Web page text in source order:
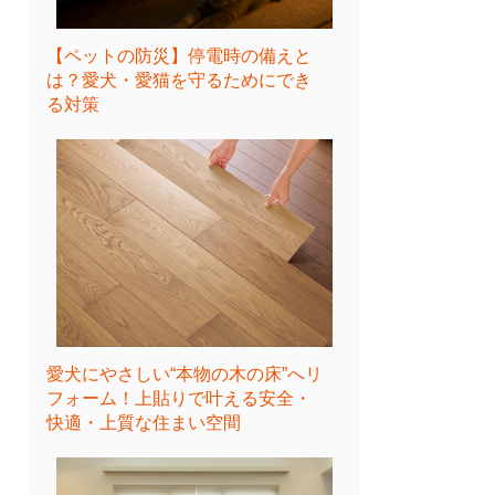
【ペットの防災】停電時の備えと
は？愛犬・愛猫を守るためにでき
る対策
愛犬にやさしい“本物の木の床”へリ
フォーム！上貼りで叶える安全・
快適・上質な住まい空間